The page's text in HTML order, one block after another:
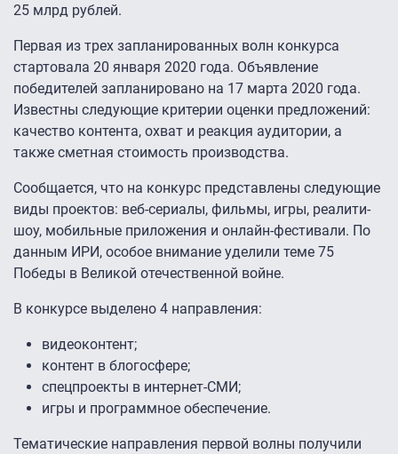
25 млрд рублей.
Первая из трех запланированных волн конкурса
стартовала 20 января 2020 года. Объявление
победителей запланировано на 17 марта 2020 года.
Известны следующие критерии оценки предложений:
качество контента, охват и реакция аудитории, а
также сметная стоимость производства.
Сообщается, что на конкурс представлены следующие
виды проектов: веб-сериалы, фильмы, игры, реалити-
шоу, мобильные приложения и онлайн-фестивали. По
данным ИРИ, особое внимание уделили теме 75
Победы в Великой отечественной войне.
В конкурсе выделено 4 направления:
видеоконтент;
контент в блогосфере;
спецпроекты в интернет-СМИ;
игры и программное обеспечение.
Тематические направления первой волны получили